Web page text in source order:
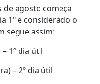
de agosto começa
1º é considerado o
segue assim:
1º dia útil
– 2º dia útil